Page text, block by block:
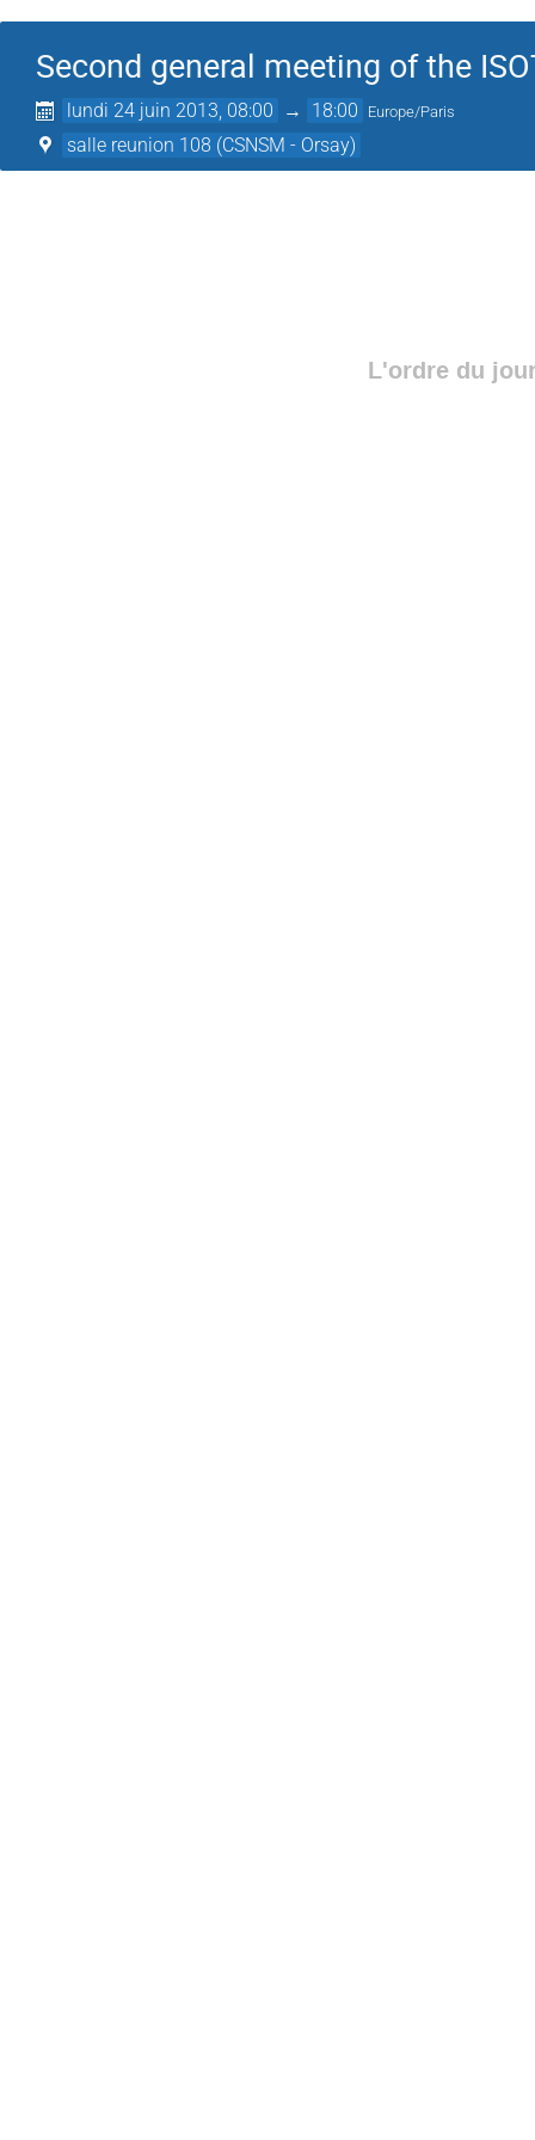
Second general meeting of the
lundi 24 juin 2013, 08:00 → 18:00 Europe/Paris
salle reunion 108 (CSNSM - Orsay)
L'ordre du